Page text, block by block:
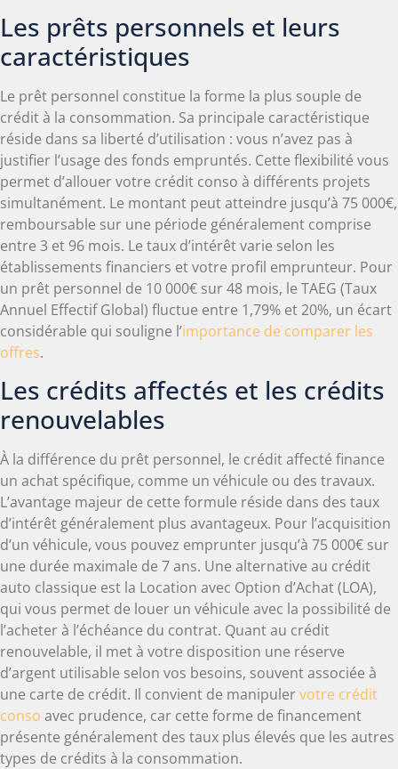
Les prêts personnels et leurs
caractéristiques
Le prêt personnel constitue la forme la plus souple de
crédit à la consommation. Sa principale caractéristique
réside dans sa liberté d’utilisation : vous n’avez pas à
justifier l’usage des fonds empruntés. Cette flexibilité vous
permet d’allouer votre crédit conso à différents projets
simultanément. Le montant peut atteindre jusqu’à 75 000€,
remboursable sur une période généralement comprise
entre 3 et 96 mois. Le taux d’intérêt varie selon les
établissements financiers et votre profil emprunteur. Pour
un prêt personnel de 10 000€ sur 48 mois, le TAEG (Taux
Annuel Effectif Global) fluctue entre 1,79% et 20%, un écart
considérable qui souligne l’importance de comparer les
offres.
Les crédits affectés et les crédits
renouvelables
À la différence du prêt personnel, le crédit affecté finance
un achat spécifique, comme un véhicule ou des travaux.
L’avantage majeur de cette formule réside dans des taux
d’intérêt généralement plus avantageux. Pour l’acquisition
d’un véhicule, vous pouvez emprunter jusqu’à 75 000€ sur
une durée maximale de 7 ans. Une alternative au crédit
auto classique est la Location avec Option d’Achat (LOA),
qui vous permet de louer un véhicule avec la possibilité de
l’acheter à l’échéance du contrat. Quant au crédit
renouvelable, il met à votre disposition une réserve
d’argent utilisable selon vos besoins, souvent associée à
une carte de crédit. Il convient de manipulervotre crédit
conso avec prudence, car cette forme de financement
présente généralement des taux plus élevés que les autres
types de crédits à la consommation.